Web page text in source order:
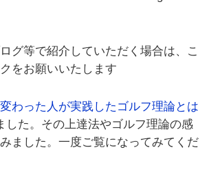
グ等で紹介していただく場合は、こ
をお願いいたします
わった人が実践したゴルフ理論とは
した。その上達法やゴルフ理論の感
ました。一度ご覧になってみてくだ